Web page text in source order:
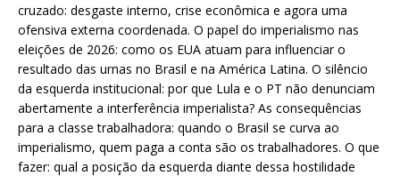
cruzado: desgaste interno, crise econômica e agora uma
ofensiva externa coordenada. O papel do imperialismo nas
eleições de 2026: como os EUA atuam para influenciar o
resultado das urnas no Brasil e na América Latina. O silêncio
da esquerda institucional: por que Lula e o PT não denunciam
abertamente a interferência imperialista? As consequências
para a classe trabalhadora: quando o Brasil se curva ao
imperialismo, quem paga a conta são os trabalhadores. O que
fazer: qual a posição da esquerda diante dessa hostilidade